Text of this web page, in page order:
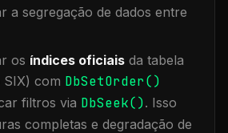
a segregação de dados entre
os índices oficiais da tabela
SIX) com DbSetOrder()
filtros via DbSeek(). Isso
completas e degradação de